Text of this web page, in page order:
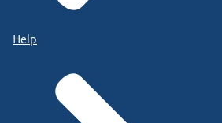
Help